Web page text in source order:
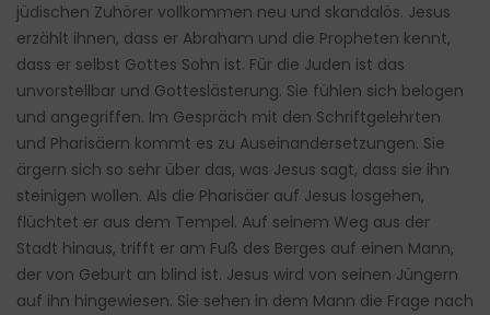
jüdischen Zuhörer vollkommen neu und skandalös. Jesus
erzählt ihnen, dass er Abraham und die Propheten kennt,
dass er selbst Gottes Sohn ist. Für die Juden ist das
unvorstellbar und Gotteslästerung. Sie fühlen sich belogen
und angegriffen. Im Gespräch mit den Schriftgelehrten
und Pharisäern kommt es zu Auseinandersetzungen. Sie
ärgern sich so sehr über das, was Jesus sagt, dass sie ihn
steinigen wollen. Als die Pharisäer auf Jesus losgehen,
flüchtet er aus dem Tempel. Auf seinem Weg aus der
Stadt hinaus, trifft er am Fuß des Berges auf einen Mann,
der von Geburt an blind ist. Jesus wird von seinen Jüngern
auf ihn hingewiesen. Sie sehen in dem Mann die Frage nach